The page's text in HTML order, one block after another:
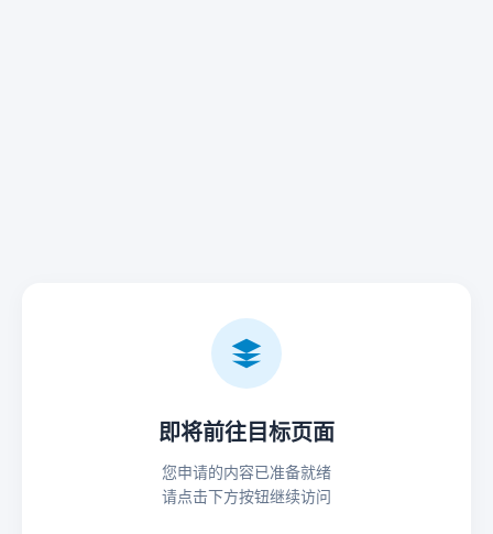
即将前往目标页面
您申请的内容已准备就绪
请点击下方按钮继续访问